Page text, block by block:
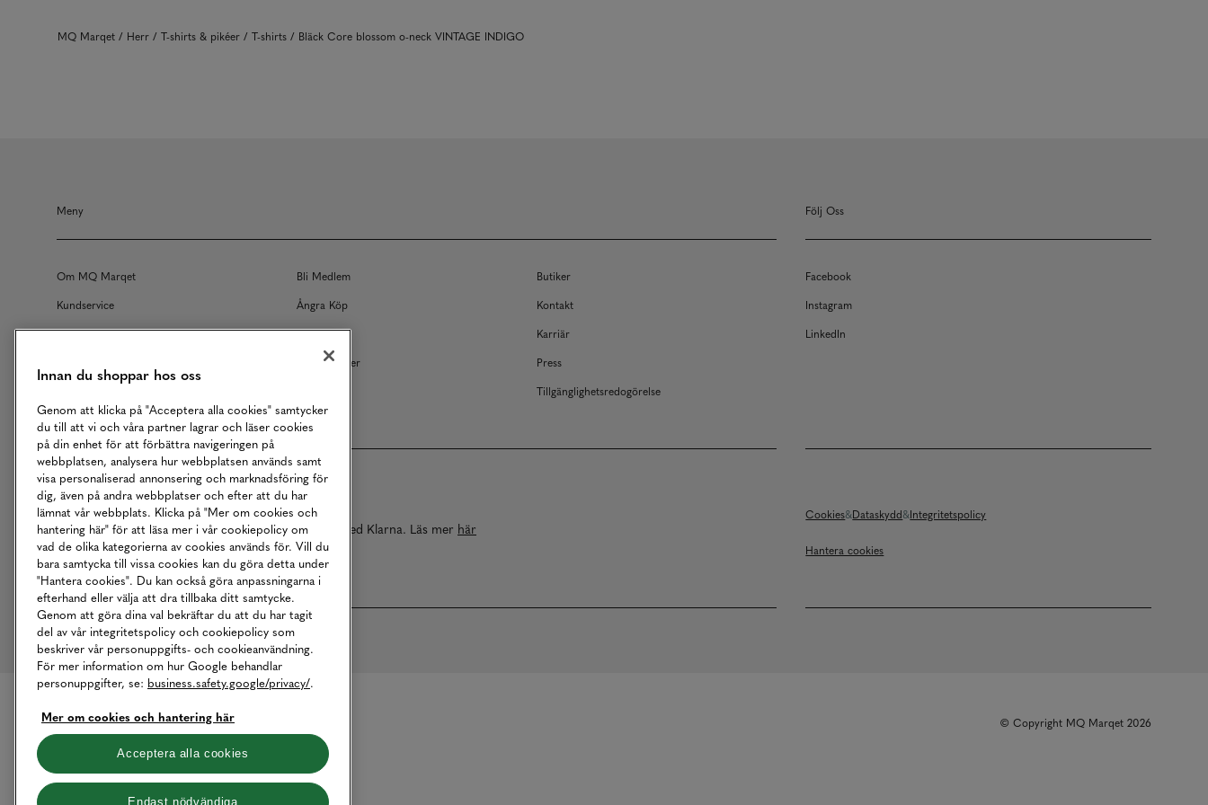
MQ Marqet Herr T-shirts & pikéer T-shirts Bläck Core blossom o-neck VINTAGE INDIGO
Meny
Om MQ Marqet Bli Medlem
Butiker
Kundservice
Ångra Köp
Kontakt
Returer
Köpvillkor
Karriär
Våra Tjänster
Press
Tillgänglighetsredogörelse
Följ Oss
Facebook
Instagram
LinkedIn
Betalningar online sköts i samarbete med Klarna. Läs mer här
Cookies Dataskydd Integritetspolicy
Hantera cookies
© Copyright MQ Marqet 2026
Innan du shoppar hos oss
Genom att klicka på "Acceptera alla cookies" samtycker
du till att vi och våra partner lagrar och läser cookies
på din enhet för att förbättra navigeringen på
webbplatsen, analysera hur webbplatsen används samt
visa personaliserad annonsering och marknadsföring för
dig, även på andra webbplatser och efter att du har
lämnat vår webbplats. Klicka på "Mer om cookies och
hantering här" för att läsa mer i vår cookiepolicy om
vad de olika kategorierna av cookies används för. Vill du
bara samtycka till vissa cookies kan du göra detta under
"Hantera cookies". Du kan också göra anpassningarna i
efterhand eller välja att dra tillbaka ditt samtycke.
Genom att göra dina val bekräftar du att du har tagit
del av vår integritetspolicy och cookiepolicy som
beskriver vår personuppgifts- och cookieanvändning.
För mer information om hur Google behandlar
personuppgifter, se: business.safety.google/privacy/.
Mer om cookies och hantering här
Acceptera alla cookies
Endast nödvändiga